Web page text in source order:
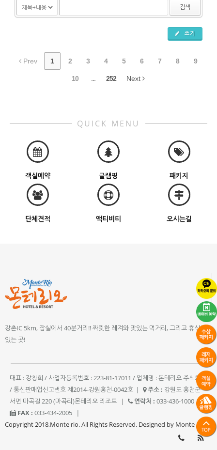
검색
쓰기
Prev 1 2 3 4 5 6 7 8 9
10 ... 252 Next
QUICK MENU
객실예약 글램핑 패키지
단체견적 액티비티 오시는길
강촌IC 5km, 잠실에서 40분거리!! 짜릿한 레져와 맛있는 먹거리, 그리고 휴식이
있는 곳!
대표 : 강창희 / 사업자등록번호 : 223-81-17011 / 업체명 : 몬테리오 주식회사
/ 통신판매업신고번호 제2014-강원홍천-0042호 | 주소 : 강원도 홍천군
서면 마곡길 220 (마곡리)몬테리오 리조트
| 연락처 : 033-436-1000
|
FAX : 033-434-2005
|
Copyright 2018,Monte rio. All Rights Reserved. Designed by Monte rio.